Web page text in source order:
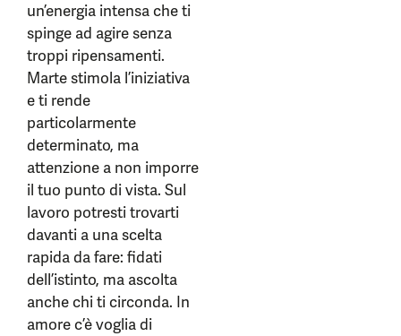
un’energia intensa che ti
spinge ad agire senza
troppi ripensamenti.
Marte stimola l’iniziativa
e ti rende
particolarmente
determinato, ma
attenzione a non imporre
il tuo punto di vista. Sul
lavoro potresti trovarti
davanti a una scelta
rapida da fare: fidati
dell’istinto, ma ascolta
anche chi ti circonda. In
amore c’è voglia di